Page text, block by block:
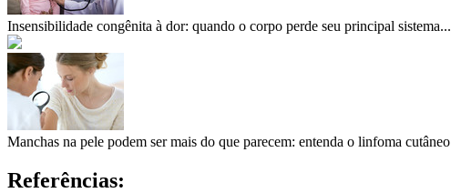
Insensibilidade congênita à dor: quando o corpo perde seu principal sistema...
Manchas na pele podem ser mais do que parecem: entenda o linfoma cutâneo
Referências: